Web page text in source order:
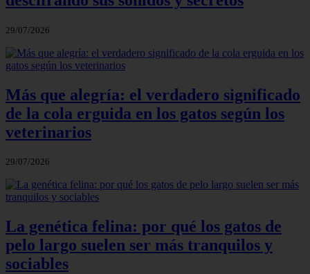
29/07/2026
Más que alegría: el verdadero significado
de la cola erguida en los gatos según los
veterinarios
29/07/2026
La genética felina: por qué los gatos de
pelo largo suelen ser más tranquilos y
sociables